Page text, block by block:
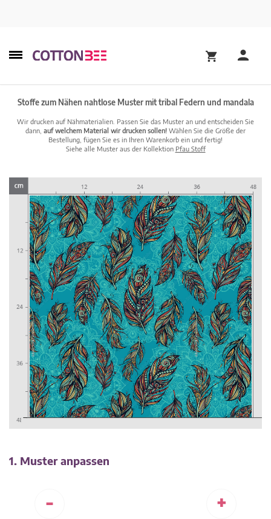
Stoffe zum Nähen nahtlose Muster mit tribal Federn und mandala
Wir drucken auf Nähmaterialien. Passen Sie das Muster an und entscheiden Sie
dann, auf welchem Material wir drucken sollen! Wählen Sie die Größe der
Bestellung, fügen Sie es in Ihren Warenkorb ein und fertig!
Siehe alle Muster aus der Kollektion Pfau Stoff
1. Muster anpassen
- +